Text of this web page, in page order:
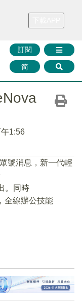
財華證券 媒體矩陣
訂閱
简
1:56
號消息，新一代輕
。同時
全線辦公技能